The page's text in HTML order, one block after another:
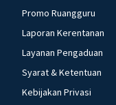
Promo Ruangguru
Laporan Kerentanan
Layanan Pengaduan
Syarat & Ketentuan
Kebijakan Privasi